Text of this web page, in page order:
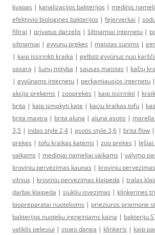
kvapas | kanalizacijos bakterijos | medinis
efektyvio biologinės bakterijos | fejerverkai |
filtrai | privatus darzelis | šiltnamiai internetu |
siltnamiai | gyvunu prekes | maistas sunims |
| kaip issirinkti kraika | gelbsti gyvūnus nuo
vasarą | šunų mityba | sausas maistas | kačių
| gyvūnams internetu | perkamiausios internetu |
akcija prekems | zooprekės | kaip issirinkti |
brita | kaip ismokyti kate | kaciu kraikas tofu |
brita maxtra | brita aluna | aluna ąsotis |
3,5 | indas style 2,4 | ąsotis style 3,6 | brita flow |
prekes | tofu kraikas katėms | zoo prekes |
vaikams | mediniai nameliai vaikams | valymo
kroviniu pervezimas kaunas | kroviniu
vilnius | kroviniu pervezimas klaipeda | tralas
darbai klaipeda | siukliu isvezimas | klinkerines
biopreparatai nuotekoms | prieziuros priemone
bakterijos nuoteku irenginiams kaina | bakteriju
valiklis pelesiui | stogo danga | klinkeris | kaip